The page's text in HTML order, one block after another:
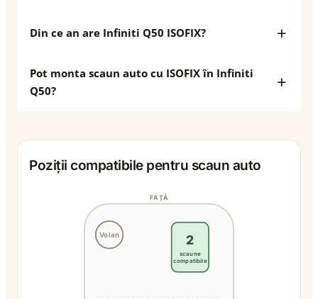
Din ce an are Infiniti Q50 ISOFIX?
Pot monta scaun auto cu ISOFIX în Infiniti
Q50?
Poziții compatibile pentru scaun auto
Volan
FAȚĂ
2
scaune
compatibile